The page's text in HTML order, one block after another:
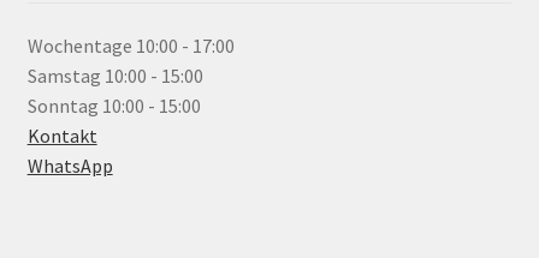
Wochentage 10:00 - 17:00
Samstag 10:00 - 15:00
Sonntag 10:00 - 15:00
Kontakt
WhatsApp